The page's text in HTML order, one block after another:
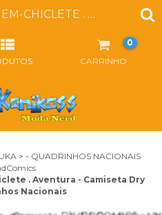
JUNDCOMICS - HOMEM-CHICLETE . AVENTURA - CAMISETA DRY FIT QUADRINHOS NACIONAIS
CARRINHO
0
> - QUADRINHOS NACIONAIS
. Aventura - Camiseta Dry
Nacionais